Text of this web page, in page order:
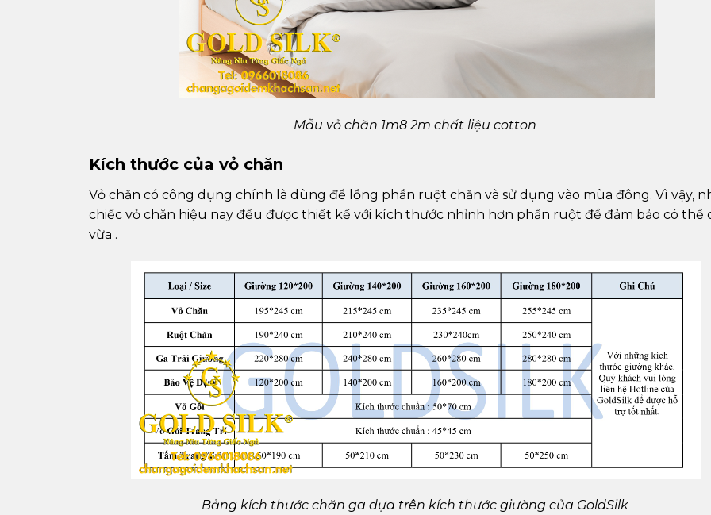
Mẫu vỏ chăn 1m8 2m chất liệu cotton
Kích thước của vỏ chăn
Vỏ chăn có công dụng chính là dùng để lồng phần ruột chăn và sử dụng vào mùa đông. Vì vậy,
chiếc vỏ chăn hiệu nay đều được thiết kế với kích thước nhỉnh hơn phần ruột để đảm bảo có thể
vừa .
Bảng kích thước chăn ga dựa trên kích thước giường của GoldSilk